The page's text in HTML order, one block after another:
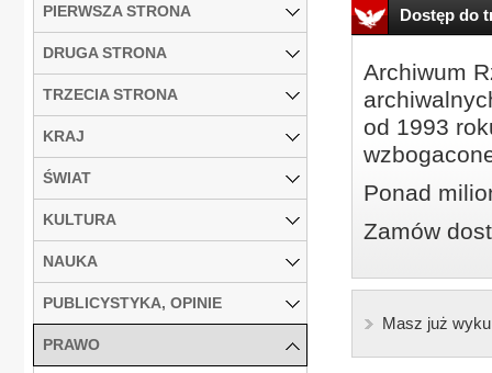
Dostęp do
Archiwum
od 1993
Ponad
Zamów
Masz już
PIERWSZA STRONA
DRUGA STRONA
TRZECIA STRONA
KRAJ
ŚWIAT
KULTURA
NAUKA
PUBLICYSTYKA, OPINIE
PRAWO